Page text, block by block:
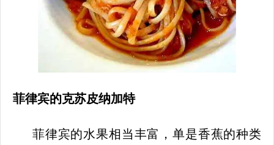
菲律宾的克苏皮纳加特
菲律宾的水果相当丰富，单是香蕉的种类